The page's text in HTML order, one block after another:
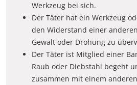
Werkzeug bei sich.
Der Täter hat ein Werkzeug
den Widerstand einer
Gewalt oder Drohung zu
Der Täter ist Mitglied einer
Raub oder Diebstahl begeht
zusammen mit einem